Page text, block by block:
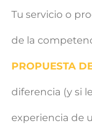
Tu servicio o
de la
PROPUESTA
diferencia (y si
experiencia de